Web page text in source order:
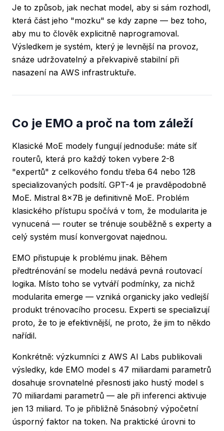
Je to způsob, jak nechat model, aby si sám rozhodl,
která část jeho "mozku" se kdy zapne — bez toho,
aby mu to člověk explicitně naprogramoval.
Výsledkem je systém, který je levnější na provoz,
snáze udržovatelný a překvapivě stabilní při
nasazení na AWS infrastruktuře.
Co je EMO a proč na tom záleží
Klasické MoE modely fungují jednoduše: máte síť
routerů, která pro každý token vybere 2-8
"expertů" z celkového fondu třeba 64 nebo 128
specializovaných podsítí. GPT-4 je pravděpodobně
MoE. Mistral 8x7B je definitivně MoE. Problém
klasického přístupu spočívá v tom, že modularita je
vynucená — router se trénuje souběžně s experty a
celý systém musí konvergovat najednou.
EMO přistupuje k problému jinak. Během
předtrénování se modelu nedává pevná routovací
logika. Místo toho se vytváří podmínky, za nichž
modularita emerge — vzniká organicky jako vedlejší
produkt trénovacího procesu. Experti se specializují
proto, že to je efektivnější, ne proto, že jim to někdo
nařídil.
Konkrétně: výzkumníci z AWS AI Labs publikovali
výsledky, kde EMO model s 47 miliardami parametrů
dosahuje srovnatelné přesnosti jako hustý model s
70 miliardami parametrů — ale při inferenci aktivuje
jen 13 miliard. To je přibližně 5násobný výpočetní
úsporný faktor na token. Na praktické úrovni to